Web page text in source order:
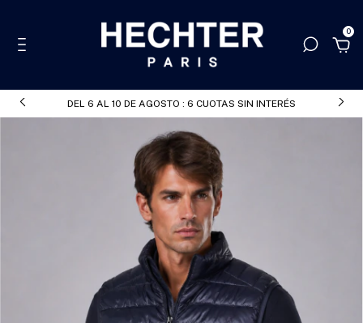
0
DEL 6 AL 10 DE AGOSTO : 6 CUOTAS SIN INTERÉS